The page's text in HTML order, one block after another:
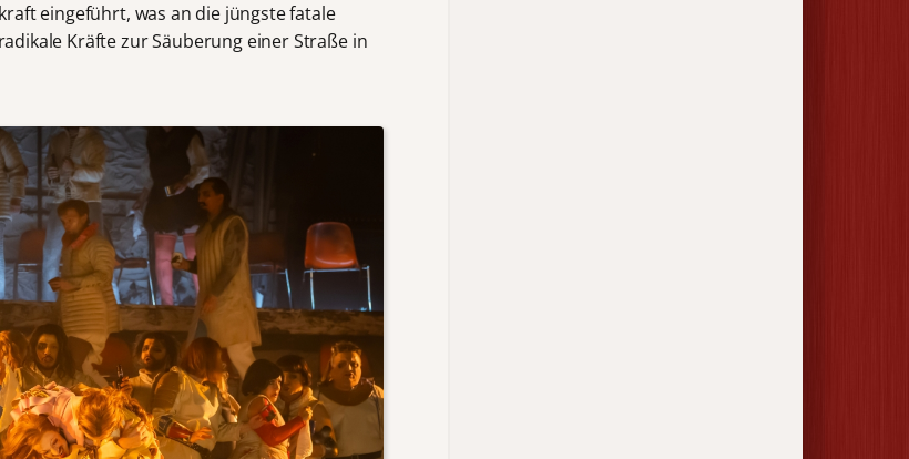
eingeführt, was an die jüngste fatale
Kräfte zur Säuberung einer Straße in